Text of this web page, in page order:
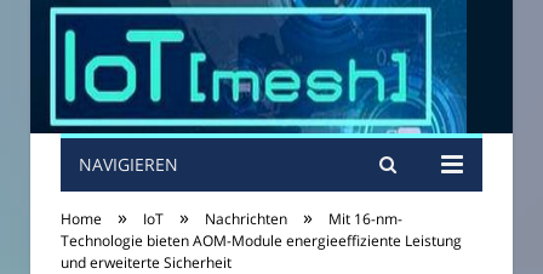
NAVIGIEREN
Home » IoT » Nachrichten »
Mit 16-nm-
Technologie bieten AOM-Module energieeffiziente Leistung
und erweiterte Sicherheit